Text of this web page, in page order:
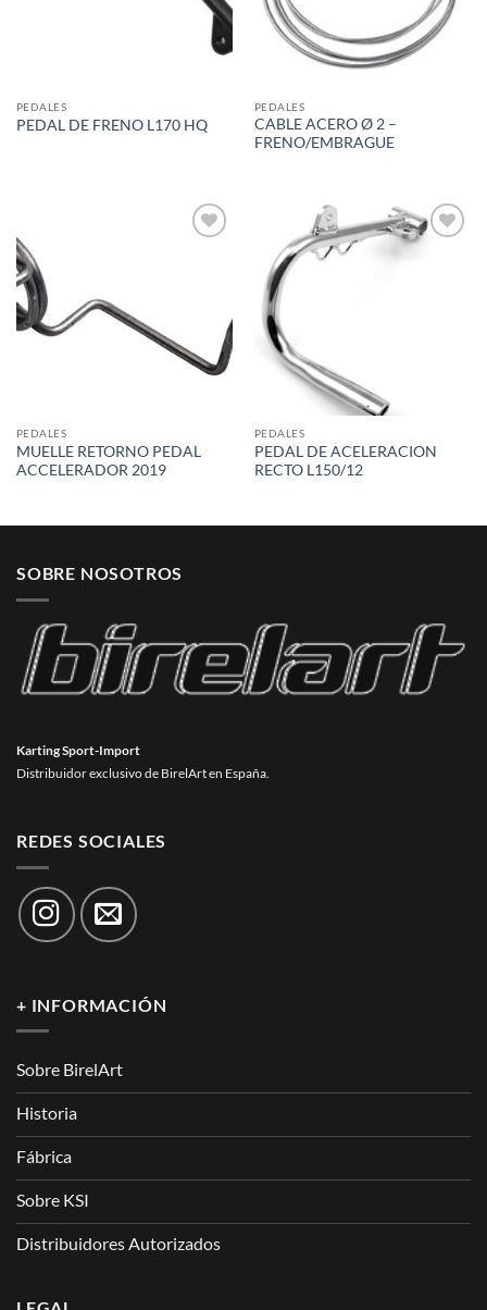
PEDALES
PEDAL DE FRENO L170 HQ
PEDALES
CABLE ACERO Ø 2 –
FRENO/EMBRAGUE
PEDALES
MUELLE RETORNO PEDAL
ACCELERADOR 2019
PEDALES
PEDAL DE ACELERACION
RECTO L150/12
SOBRE NOSOTROS
Karting Sport-Import
Distribuidor exclusivo de BirelArt en España.
REDES SOCIALES
+ INFORMACIÓN
Sobre BirelArt
Historia
Fábrica
Sobre KSI
Distribuidores Autorizados